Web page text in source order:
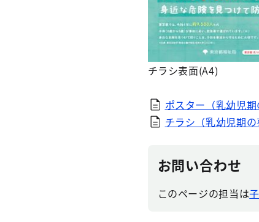
チラシ表面(A4)
ポスター（乳幼児
チラシ（乳幼児期
お問い合わせ
このページの担当は